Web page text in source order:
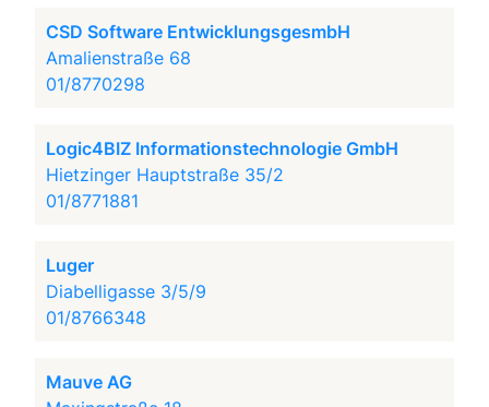
CSD Software EntwicklungsgesmbH
Amalienstraße 68
01/8770298
Logic4BIZ Informationstechnologie GmbH
Hietzinger Hauptstraße 35/2
01/8771881
Luger
Diabelligasse 3/5/9
01/8766348
Mauve AG